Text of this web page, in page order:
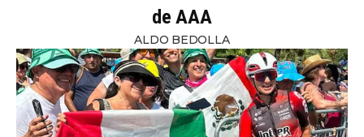
de AAA
ALDO BEDOLLA